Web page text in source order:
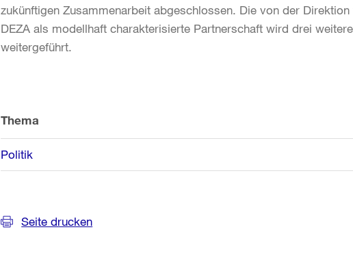
zukünftigen Zusammenarbeit abgeschlossen. Die von der
DEZA als modellhaft charakterisierte Partnerschaft wird drei
weitergeführt.
Informationen
Thema
Politik
Seite drucken